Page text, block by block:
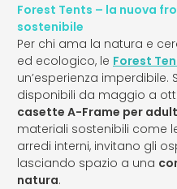
Forest Tents – la nuova
sostenibile
Per chi ama la natura e
ed ecologico, le Forest
un’esperienza
disponibili da maggio a
casette A-Frame per
materiali sostenibili come
arredi interni, invitano gli
lasciando spazio a una
natura.